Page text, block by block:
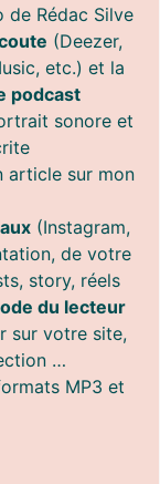
de Rédac Silve
(Deezer,
etc.) et la
podcast
sonore et
article sur mon
(Instagram,
de votre
story, réels
du lecteur
sur votre site,
…
MP3 et